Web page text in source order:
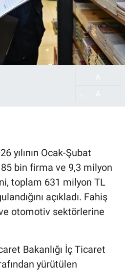
yılının Ocak-Şubat
bin firma ve 9,3 milyon
toplam 631 milyon TL
açıkladı. Fahiş
otomotiv sektörlerine
Bakanlığı İç Ticaret
yürütülen